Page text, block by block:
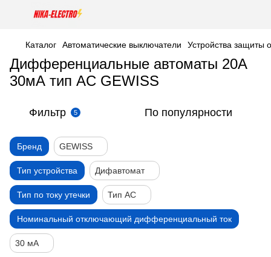
Каталог Автоматические выключатели Устройства защиты
Дифференциальные автоматы 20А
30мА тип AC GEWISS
Фильтр 5 По популярности
Бренд GEWISS
Тип устройства Дифавтомат
Тип по току утечки Тип AC
Номинальный отключающий дифференциальный ток
30 мА